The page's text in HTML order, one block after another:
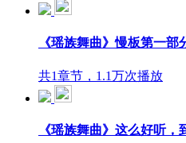
《瑶族舞曲》慢板第一部
共1章节，1.1万次播放
《瑶族舞曲》这么好听，